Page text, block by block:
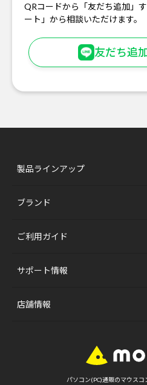
QRコードから「友だち追加」
ート」から相談いただけます。
友だち追
製品ラインアップ
ブランド
ご利用ガイド
サポート情報
店舗情報
パソコン(PC)通販のマウスコ